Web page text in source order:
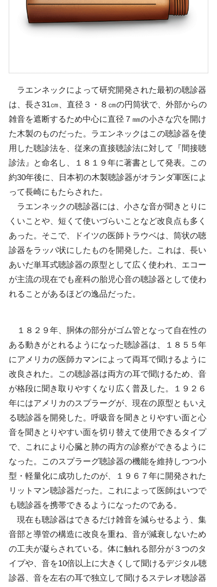
ラエンネックによって研究開発された最初の聴診器
は、長さ31㎝、直径３・８㎝の円筒状で、外部からの
雑音を遮断するため中心に直径７㎜の小さな穴を開け
た木製のものだった。ラエンネックはこの聴診器を使
用した聴診法を、従来の直接聴診法に対して『間接聴
診法』と命名し、１８１９年に著書として発表。この
約30年後に、日本初の木製聴診器がオランダ軍医によ
って長崎にもたらされた。
ラエンネックの聴診器には、小さな音が聞きとりに
くいことや、短くて使いづらいことなど改良点も多く
あった。そこで、ドイツの医師トラウベは、筒状の聴
診器をラッパ状にしたものを開発した。これは、長い
あいだ単耳式聴診器の原型として広く使われ、エコー
が主流の現在でも産科の胎児心音の聴診器として使わ
れることがあるほどの逸品だった。
１８２９年、胴体の部分がゴム管となって自在性の
ある動きがとれるようになった聴診器は、１８５５年
にアメリカの医師カマンによって両耳で聞けるように
改良された。この聴診器は両方の耳で聞けるため、音
が格段に聞き取りやすくなり広く普及した。１９２６
年にはアメリカのスプラーグが、現在の原型ともいえ
る聴診器を開発した。呼吸音を聞きとりやすい面と心
音を聞きとりやすい面を切り替えて使用できるタイプ
で、これにより心臓と肺の両方の診察ができるように
なった。このスプラーグ聴診器の機能を維持しつつ小
型・軽量化に成功したのが、１９６７年に開発された
リットマン聴診器だった。これによって医師はいつで
も聴診器を携帯できるようになったのである。
現在も聴診器はできるだけ雑音を減らせるよう、集
音部と導管の構造に改良を重ね、音が減衰しないため
の工夫が凝らされている。体に触れる部分が３つのタ
イプや、音を10倍以上に大きくして聞けるデジタル聴
診器、音を左右の耳で独立して聞けるステレオ聴診器